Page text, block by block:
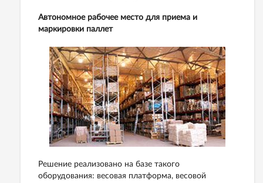
Автономное рабочее место для приема и
маркировки паллет
Решение реализовано на базе такого
оборудования: весовая платформа, весовой